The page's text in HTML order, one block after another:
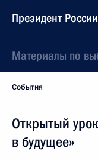
Президент России
Материалы по
События
Открытый
в будущее»